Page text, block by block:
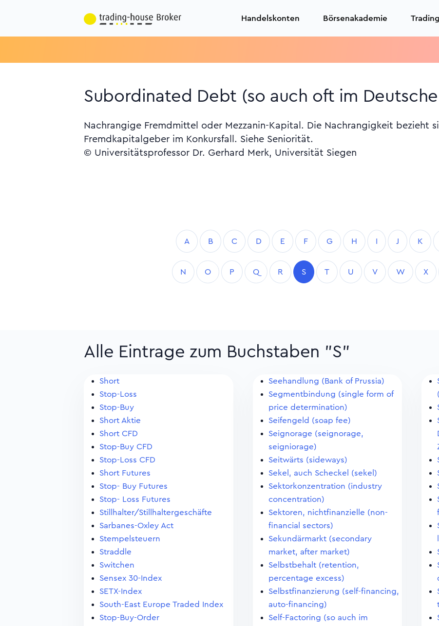
Handelskonten Börsenakademie
Subordinated Debt (so auch oft im
Nachrangige Fremdmittel oder Mezzanin-Kapital. Die Nachrangigkeit bezieht
Fremdkapitalgeber im Konkursfall. Siehe Seniorität.
© Universitätsprofessor Dr. Gerhard Merk, Universität Siegen
A B C D E F G H I J K
N O P Q R S T U V W X
Alle Eintrage zum Buchstaben "S"
Short
Stop-Loss
Stop-Buy
Short Aktie
Short CFD
Stop-Buy CFD
Stop-Loss CFD
Short Futures
Stop- Buy Futures
Stop- Loss Futures
Stillhalter/Stillhaltergeschäfte
Sarbanes-Oxley Act
Stempelsteuern
Straddle
Switchen
Sensex 30-Index
SETX-Index
South-East Europe Traded Index
Stop-Buy-Order
Seehandlung (Bank of Prussia)
Segmentbindung (single form of
price determination)
Seifengeld (soap fee)
Seignorage (seignorage,
seigniorage)
Seitwärts (sideways)
Sekel, auch Scheckel (sekel)
Sektorkonzentration (industry
concentration)
Sektoren, nichtfinanzielle (non-
financial sectors)
Sekundärmarkt (secondary
market, after market)
Selbstbehalt (retention,
percentage excess)
Selbstfinanzierung (self-financing,
auto-financing)
Self-Factoring (so auch im